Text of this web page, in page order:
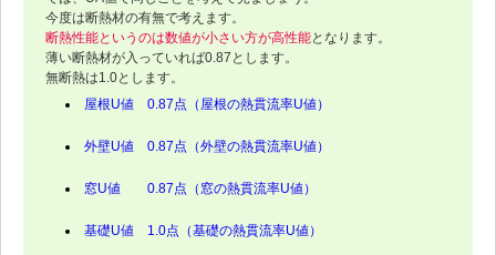
今度は断熱材の有無で考えます。
断熱性能というのは数値が小さい方が高性能となります。
薄い断熱材が入っていれば0.87とします。
無断熱は1.0とします。
屋根U値 0.87点（屋根の熱貫流率U値）
外壁U値 0.87点（外壁の熱貫流率U値）
窓U値 0.87点（窓の熱貫流率U値）
基礎U値 1.0点（基礎の熱貫流率U値）